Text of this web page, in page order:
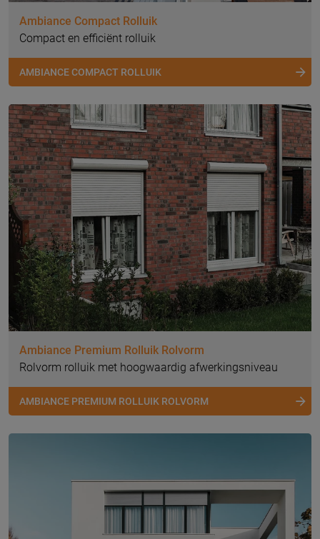
Ambiance Compact Rolluik
Compact en efficiënt rolluik
AMBIANCE COMPACT ROLLUIK
Ambiance Premium Rolluik Rolvorm
Rolvorm rolluik met hoogwaardig afwerkingsniveau
AMBIANCE PREMIUM ROLLUIK ROLVORM